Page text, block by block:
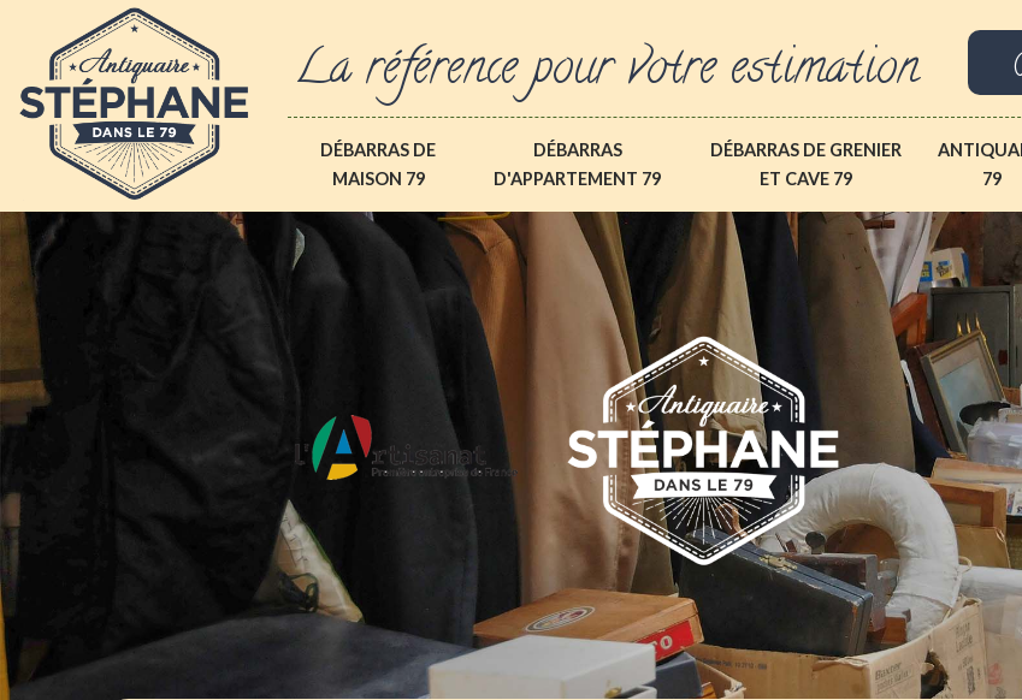
La référence pour votre estimation
DÉBARRAS DE
MAISON 79
DÉBARRAS
D'APPARTEMENT 79
DÉBARRAS DE GRENIER
ET CAVE 79
79